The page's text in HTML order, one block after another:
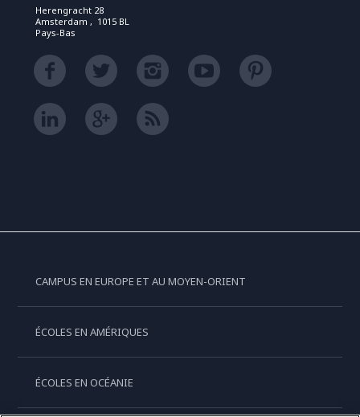
Herengracht 28
Amsterdam , 1015 BL
Pays-Bas
CAMPUS EN EUROPE ET AU MOYEN-ORIENT
ÉCOLES EN AMÉRIQUES
ÉCOLES EN OCÉANIE